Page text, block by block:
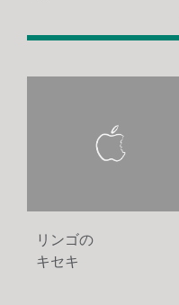
リンゴの
キセキ